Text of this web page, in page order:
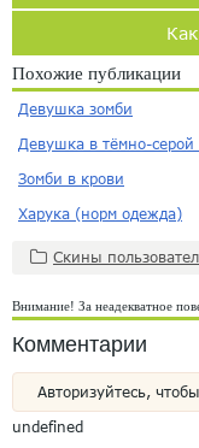
Похожие публикации
Девушка зомби
Девушка в тёмно-серой
Зомби в крови
Харука (норм одежда)
Скины
Внимание! За неадекватное
Комментарии
Авторизуйтесь,
undefined